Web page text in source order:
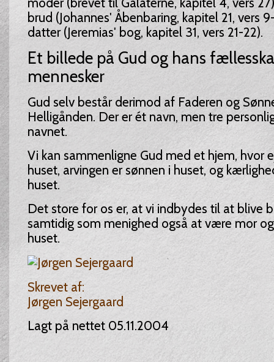
brud (Johannes' Åbenbaring, kapitel 21, vers
datter (Jeremias' bog, kapitel 31, vers 21-22).
Et billede på Gud og hans
mennesker
Gud selv består derimod af Faderen og
Helligånden. Der er ét navn, men tre
navnet.
Vi kan sammenligne Gud med et hjem, hvor
huset, arvingen er sønnen i huset, og
huset.
Det store for os er, at vi indbydes til at blive
samtidig som menighed også at være mor
huset.
Skrevet af:
Jørgen Sejergaard
Lagt på nettet 05.11.2004